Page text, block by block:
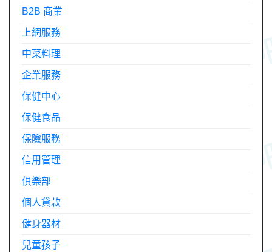
B2B 商業
上網服務
中菜料理
企業服務
保健中心
保健食品
保險服務
信用管理
俱樂部
個人貸款
健身器材
兒童孩子